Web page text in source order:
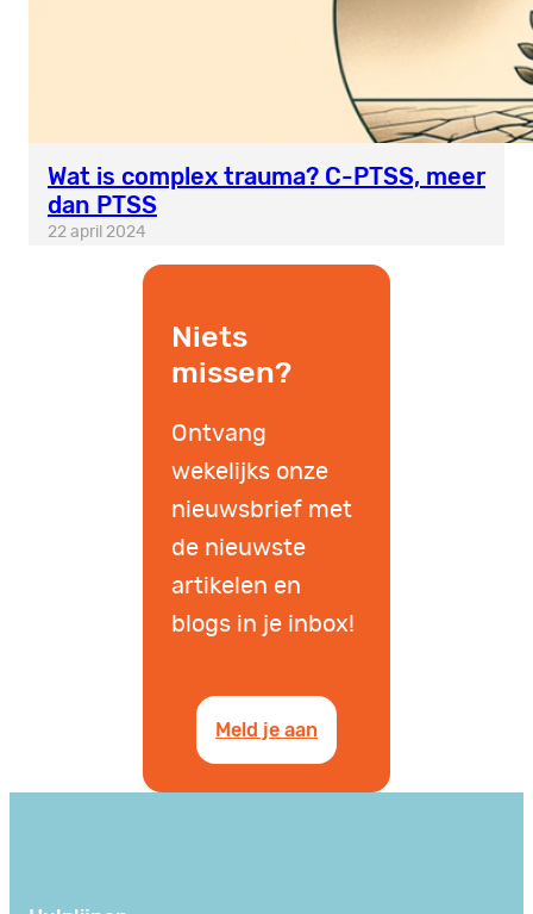
Wat is complex trauma? C-PTSS, meer
dan PTSS
22 april 2024
Niets
missen?
Ontvang
wekelijks onze
nieuwsbrief met
de nieuwste
artikelen en
blogs in je inbox!
Meld je aan